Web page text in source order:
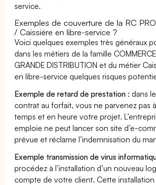
service.
Exemples de couverture de la RC
/ Caissière en libre-service ?
Voici quelques exemples très généraux
dans les métiers de la famille
GRANDE DISTRIBUTION et du métier
en libre-service quelques risques
Exemple de retard de prestation : dans
contrat au forfait, vous ne parvenez pas
temps et en heure votre projet.
emploie ne peut lancer son site d’e-
prévue et réclame l’indemnisation du
Exemple transmission de virus
procédez à l’installation d’un nouveau
compte de votre client. Cette